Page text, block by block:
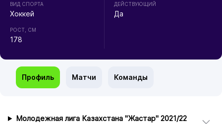
ВИД СПОРТА
Хоккей
РОСТ, СМ
178
ДЕЙСТВУЮЩИЙ
Да
Профиль Матчи Команды
Молодежная лига Казахстана "Жастар" 2021/22